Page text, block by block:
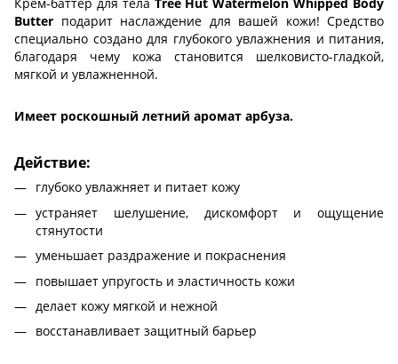
Butter подарит наслаждение для вашей кожи! Средство
специально создано для глубокого увлажнения и питания,
благодаря чему кожа становится шелковисто-гладкой,
мягкой и увлажненной.
Имеет роскошный летний аромат арбуза.
Действие:
глубоко увлажняет и питает кожу
устраняет шелушение, дискомфорт и ощущение
стянутости
уменьшает раздражение и покраснения
повышает упругость и эластичность кожи
делает кожу мягкой и нежной
восстанавливает защитный барьер